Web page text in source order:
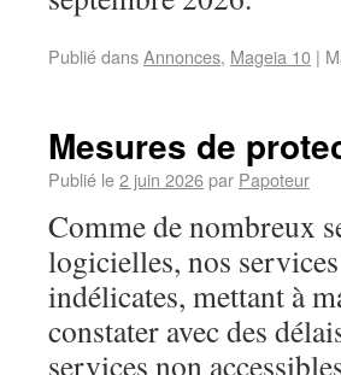
Publié dansAnnonces, Mageia 10 |
Mesures de
Publié le2 juin 2026par Papoteur
Comme de nombreux
logicielles, nos
indélicates, mettant à
constater avec des
services non